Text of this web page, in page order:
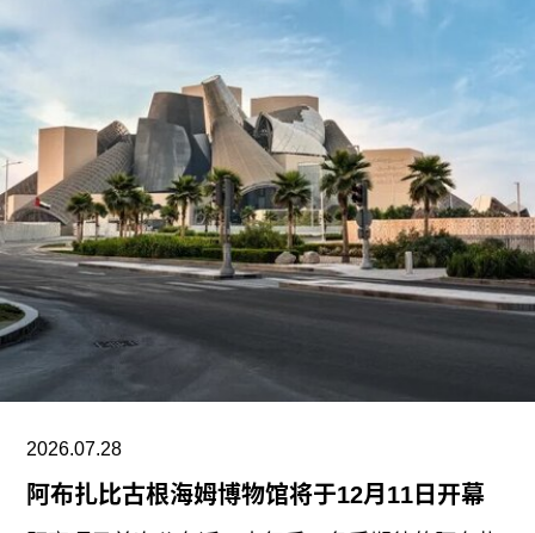
期间拍摄。两名抗议者隶属于“青年诉求”（Youth
Demand），该组织由气候行动组织“停止石油”
（Just Stop Oil）的学生分支发展而来。行动中，
两人高声呼吁英国停止与以色列的贸易往来。随
后，其中一人将红色液体泼洒在展厅地面，引发现
场观众惊呼，两人随即被警方逮捕。
此次行动发生时，英国艺术机构正接连成为抗议活
动的现场。就在该事件发生几天前，两名年轻的气
候行动人士因向文森特·梵高1888年作品《向日
葵》的玻璃罩泼洒番茄汤而被判处监禁。庭审中，
陪审团获悉，毕加索画作本身并未受损，但泼洒在
地面的红色水性颜料渗入了展厅地面，污染了大理
石踢脚线。此次事件共造成美术馆约8000英镑的损
于地面修复、工作人员额外工时酬劳以及重新开放
2026.07.28
阿布扎比古根海姆博物馆将于12月11日开幕